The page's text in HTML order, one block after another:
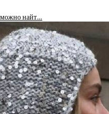
можно найт…